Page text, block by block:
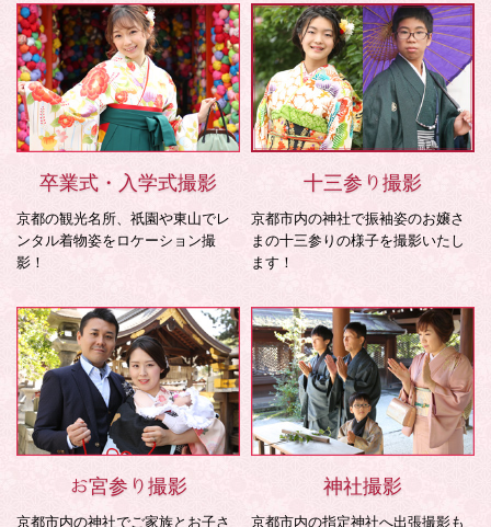
卒業式・入学式撮影
京都の観光名所、祇園や東山でレ
ンタル着物姿をロケーション撮
影！
十三参り撮影
京都市内の神社で振袖姿のお嬢さ
まの十三参りの様子を撮影いたし
ます！
お宮参り撮影
京都市内の神社でご家族とお子さ
神社撮影
京都市内の指定神社へ出張撮影も